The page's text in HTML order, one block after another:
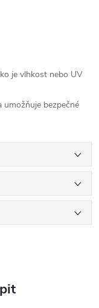
je vlhkost nebo UV
umožňuje bezpečné